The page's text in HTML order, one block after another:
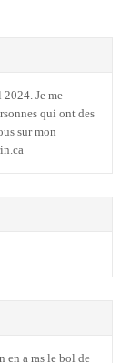
Je me
qui ont des
sur mon
en a ras le bol de